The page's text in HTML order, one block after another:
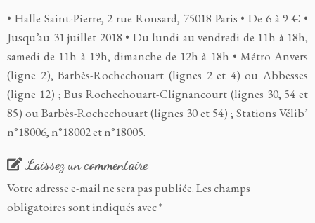
• Halle Saint-Pierre, 2 rue Ronsard, 75018 Paris • De 6 à 9 € •
Jusqu’au 31 juillet 2018 • Du lundi au vendredi de 11h à 18h,
samedi de 11h à 19h, dimanche de 12h à 18h • Métro Anvers
(ligne 2), Barbès-Rochechouart (lignes 2 et 4) ou Abbesses
(ligne 12) ; Bus Rochechouart-Clignancourt (lignes 30, 54 et
85) ou Barbès-Rochechouart (lignes 30 et 54) ; Stations Vélib’
n°18006, n°18002 et n°18005.
Laissez un commentaire
Votre adresse e-mail ne sera pas publiée.Les champs
obligatoires sont indiqués avec*